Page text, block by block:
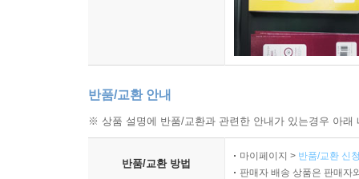
반품/교환 안내
※ 상품 설명에 반품/교환과 관련한 안내가 있는경우 아
반품/교환 방법
마이페이지 > 반품/교환 신
판매자 배송 상품은 판매자